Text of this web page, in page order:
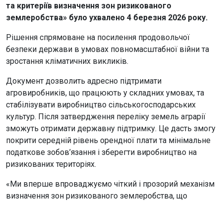
та критеріїв визначення зон ризикованого
землеробства» було ухвалено 4 березня 2026 року.
Рішення спрямоване на посилення продовольчої
безпеки держави в умовах повномасштабної війни та
зростання кліматичних викликів.
Документ дозволить адресно підтримати
агровиробників, що працюють у складних умовах, та
стабілізувати виробництво сільськогосподарських
культур. Після затвердження переліку земель аграрії
зможуть отримати державну підтримку. Це дасть змогу
покрити середній рівень орендної плати та мінімальне
податкове зобов’язання і зберегти виробництво на
ризикованих територіях.
«Ми вперше впроваджуємо чіткий і прозорий механізм
визначення зон ризикованого землеробства, що